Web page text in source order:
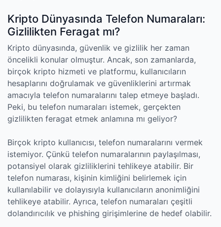
Kripto Dünyasında Telefon Numaraları:
Gizlilikten Feragat mı?
Kripto dünyasında, güvenlik ve gizlilik her zaman
öncelikli konular olmuştur. Ancak, son zamanlarda,
birçok kripto hizmeti ve platformu, kullanıcıların
hesaplarını doğrulamak ve güvenliklerini artırmak
amacıyla telefon numaralarını talep etmeye başladı.
Peki, bu telefon numaraları istemek, gerçekten
gizlilikten feragat etmek anlamına mı geliyor?
Birçok kripto kullanıcısı, telefon numaralarını vermek
istemiyor. Çünkü telefon numaralarının paylaşılması,
potansiyel olarak gizliliklerini tehlikeye atabilir. Bir
telefon numarası, kişinin kimliğini belirlemek için
kullanılabilir ve dolayısıyla kullanıcıların anonimliğini
tehlikeye atabilir. Ayrıca, telefon numaraları çeşitli
dolandırıcılık ve phishing girişimlerine de hedef olabilir.